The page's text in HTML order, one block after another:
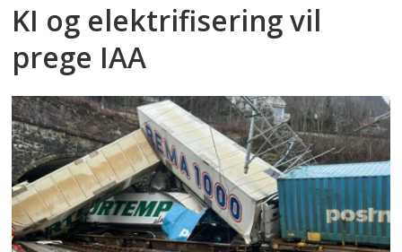
KI og elektrifisering vil
prege IAA